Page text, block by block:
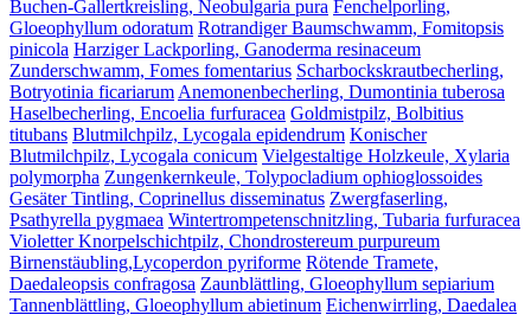
Buchen-Gallertkreisling, Neobulgaria pura Fenchelporling,
Gloeophyllum odoratum Rotrandiger Baumschwamm, Fomitopsis
pinicola Harziger Lackporling, Ganoderma resinaceum
Zunderschwamm, Fomes fomentarius Scharbockskrautbecherling,
Botryotinia ficariarum Anemonenbecherling, Dumontinia tuberosa
Haselbecherling, Encoelia furfuracea Goldmistpilz, Bolbitius
titubans Blutmilchpilz, Lycogala epidendrum Konischer
Blutmilchpilz, Lycogala conicum Vielgestaltige Holzkeule, Xylaria
polymorpha Zungenkernkeule, Tolypocladium ophioglossoides
Gesäter Tintling, Coprinellus disseminatus Zwergfaserling,
Psathyrella pygmaea Wintertrompetenschnitzling, Tubaria furfuracea
Violetter Knorpelschichtpilz, Chondrostereum purpureum
Birnenstäubling,Lycoperdon pyriforme Rötende Tramete,
Daedaleopsis confragosa Zaunblättling, Gloeophyllum sepiarium
Tannenblättling, Gloeophyllum abietinum Eichenwirrling, Daedalea